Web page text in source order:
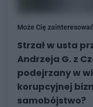
Może Cię
Strzał w usta
Andrzeja G. z
podejrzany w
korupcyjnej
samobójstwo?